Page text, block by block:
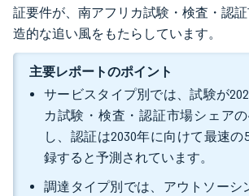
証要件が、南アフリカ試験・検査・認
造的な追い風をもたらしています。
主要レポートのポイント
サービスタイプ別では、試験が
カ試験・検査・認証市場シェアの
し、認証は2030年に向けて最速の
録すると予測されています。
調達タイプ別では、アウトソーシ